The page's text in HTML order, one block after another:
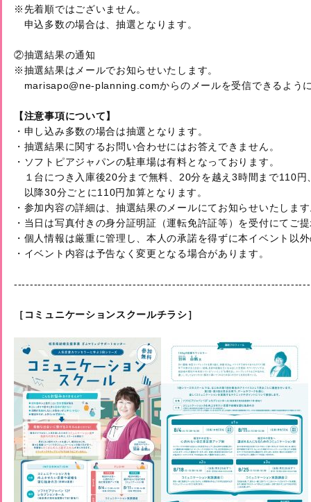
※先着順ではございません。
申込多数の場合は、抽選となります。
②抽選結果の通知
※抽選結果はメールでお知らせいたします。
marisapo@ne-planning.comからのメールを受信できるよう
【注意事項について】
・申し込み多数の場合は抽選となります。
・抽選結果に関するお問い合わせにはお答えできません。
・ソフトピアジャパンの駐車場は有料となっております。
１台につき入庫後20分まで無料、20分を越え3時間まで110円
以降30分ごとに110円加算となります。
・参加内容の詳細は、抽選結果のメールにてお知らせいたしま
・当日は写真付きの身分証明証（運転免許証等）を受付にてご
・個人情報は厳重に管理し、本人の承諾を得ずに本イベント以
・イベント内容は予告なく変更となる場合があります。
［コミュニケーションスクールチラシ］